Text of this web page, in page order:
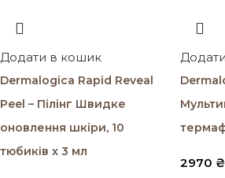
Додати в кошик
Dermalogica Rapid Reveal
Peel – Пілінг Швидке
оновлення шкіри, 10
тюбиків x 3 мл
2970 ₴